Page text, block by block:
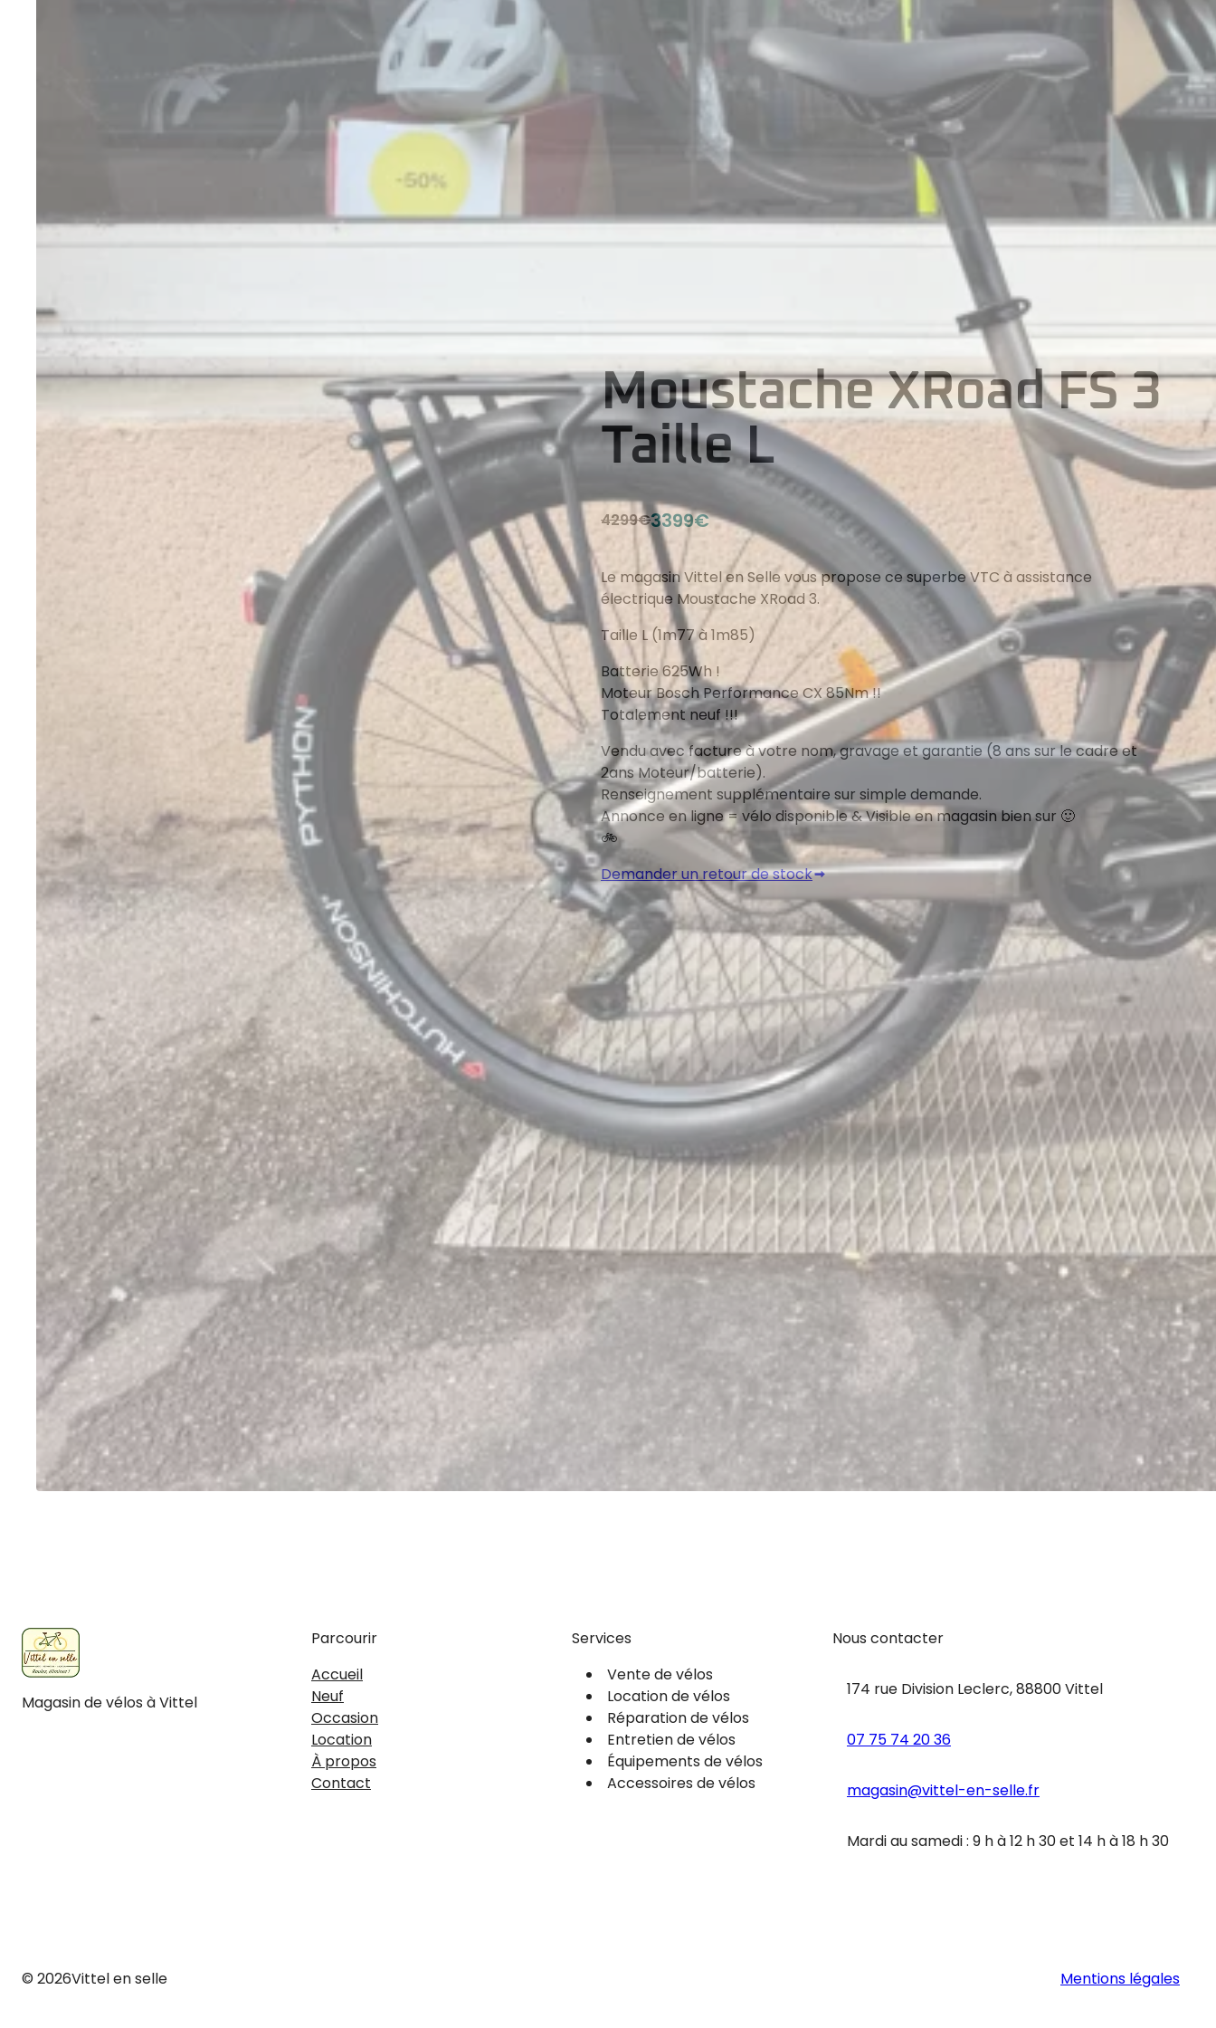
Moustache XRoad FS 3
Taille L
4299€3399€
Le magasin Vittel en Selle vous propose ce superbe VTC à assistance
électrique Moustache XRoad 3.
Taille L (1m77 à 1m85)
Batterie 625Wh !
Moteur Bosch Performance CX 85Nm !!
Totalement neuf !!!
Vendu avec facture à votre nom, gravage et garantie (8 ans sur le cadre et
2ans Moteur/batterie).
Renseignement supplémentaire sur simple demande.
Annonce en ligne = vélo disponible & Visible en magasin bien sur 🙂
🚲
Demander un retour de stock
Magasin de vélos à Vittel
Parcourir
Accueil
Neuf
Occasion
Location
À propos
Contact
Services
Vente de vélos
Location de vélos
Réparation de vélos
Entretien de vélos
Équipements de vélos
Accessoires de vélos
Nous contacter
174 rue Division Leclerc, 88800 Vittel
07 75 74 20 36
magasin@vittel-en-selle.fr
Mardi au samedi : 9 h à 12 h 30 et 14 h à 18 h 30
© 2026Vittel en selle Mentions légales